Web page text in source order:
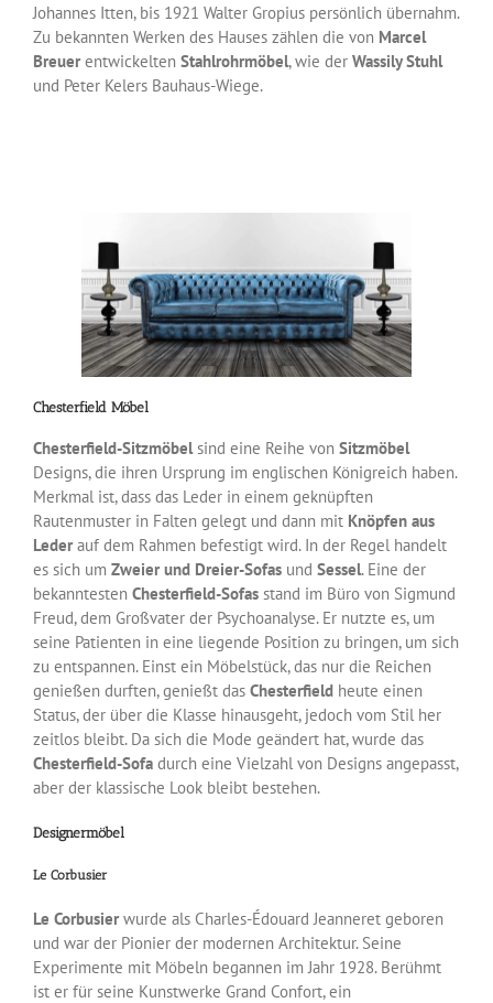
Johannes Itten, bis 1921 Walter Gropius persönlich übernahm.
Zu bekannten Werken des Hauses zählen die von Marcel
Breuerentwickelten Stahlrohrmöbel, wie der Wassily Stuhl
und Peter Kelers Bauhaus-Wiege.
Chesterfield Möbel
Chesterfield-Sitzmöbelsind eine Reihe von Sitzmöbel
Designs, die ihren Ursprung im englischen Königreich haben.
Merkmal ist, dass das Leder in einem geknüpften
Rautenmuster in Falten gelegt und dann mit Knöpfen aus
Lederauf dem Rahmen befestigt wird. In der Regel handelt
es sich um Zweier und Dreier-Sofasund Sessel. Eine der
bekanntesten Chesterfield-Sofasstand im Büro von Sigmund
Freud, dem Großvater der Psychoanalyse. Er nutzte es, um
seine Patienten in eine liegende Position zu bringen, um sich
zu entspannen. Einst ein Möbelstück, das nur die Reichen
genießen durften, genießt das Chesterfieldheute einen
Status, der über die Klasse hinausgeht, jedoch vom Stil her
zeitlos bleibt. Da sich die Mode geändert hat, wurde das
Chesterfield-Sofadurch eine Vielzahl von Designs angepasst,
aber der klassische Look bleibt bestehen.
Designermöbel
Le Corbusier
Le Corbusierwurde als Charles-Édouard Jeanneret geboren
und war der Pionier der modernen Architektur. Seine
Experimente mit Möbeln begannen im Jahr 1928. Berühmt
ist er für seine Kunstwerke Grand Confort, ein